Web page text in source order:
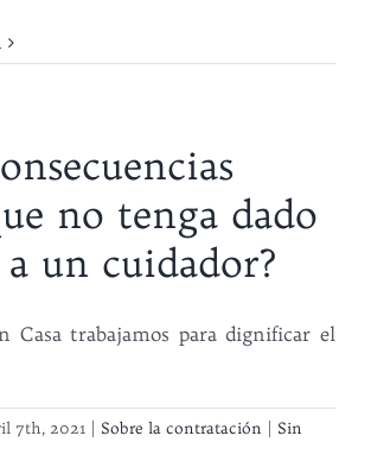
no tenga dado
un cuidador?
Casa trabajamos para dignificar el
7th, 2021 Sobre la contratación
Sin